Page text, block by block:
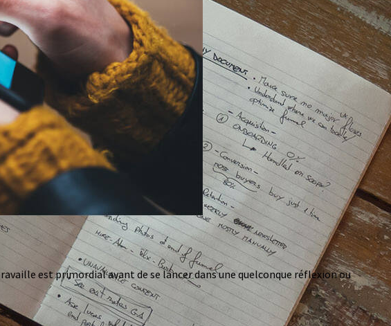
est primordial avant de se lancer dans une quelconque réflexion ou